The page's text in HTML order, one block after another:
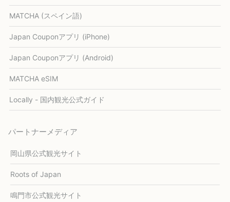
MATCHA (スペイン語)
Japan Couponアプリ (iPhone)
Japan Couponアプリ (Android)
MATCHA eSIM
Locally - 国内観光公式ガイド
パートナーメディア
岡山県公式観光サイト
Roots of Japan
鳴門市公式観光サイト